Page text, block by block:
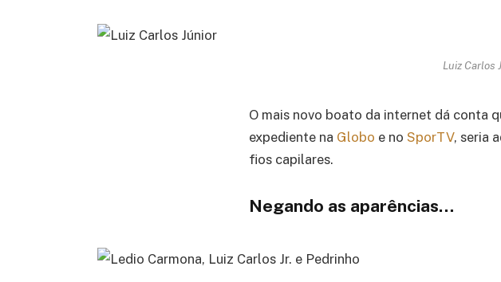
Luiz Carlos
O mais novo boato da internet dá conta
expediente na Globo e no SporTV, seria
fios capilares.
Negando as aparências…